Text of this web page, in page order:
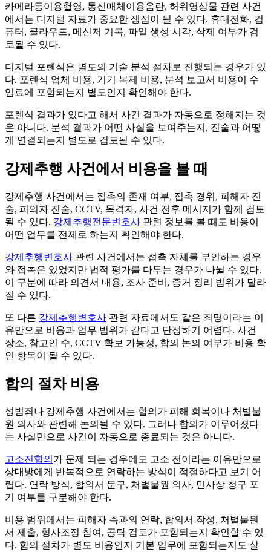
카메라등이용촬영, 통신매체이용음란, 허위영상물 관련 사건
에서는 디지털 자료가 중요한 쟁점이 될 수 있다. 휴대전화, 컴
퓨터, 클라우드, 메신저 기록, 파일 생성 시각, 삭제 여부가 검
토될 수 있다.
디지털 포렌식은 별도의 기술 분석 절차로 진행되는 경우가 있
다. 포렌식 업체 비용, 기기 복제 비용, 분석 보고서 비용이 수
임료에 포함되는지 별도인지 확인해야 한다.
포렌식 결과가 있다고 해서 사건 결과가 자동으로 정해지는 것
은 아니다. 분석 결과가 어떤 사실을 보여주는지, 진술과 어떻
게 연결되는지 별도로 검토될 수 있다.
강제추행 사건에서 비용을 볼 때
강제추행 사건에서는 접촉의 존재 여부, 접촉 경위, 피해자 진
술, 피의자 진술, CCTV, 목격자, 사건 전후 메시지가 함께 검토
될 수 있다. 강제추행전문변호사 관련 정보를 볼 때도 비용이
어떤 업무를 전제로 하는지 확인해야 한다.
강제추행변호사 관련 사건에서는 접촉 자체를 부인하는 경우
와 접촉은 있었지만 법적 평가를 다투는 경우가 나뉠 수 있다.
이 구분에 따라 의견서 내용, 조사 준비, 증거 정리 범위가 달라
질 수 있다.
또 다른 강제추행변호사 관련 자료에서도 같은 죄명이라는 이
유만으로 비용과 업무 범위가 같다고 단정하기 어렵다. 사건
장소, 참고인 수, CCTV 확보 가능성, 합의 논의 여부가 비용 확
인 항목이 될 수 있다.
합의 절차 비용
성범죄나 강제추행 사건에서는 합의가 피해 회복이나 처벌불
원 의사와 관련해 논의될 수 있다. 그러나 합의가 이루어졌다
는 사실만으로 사건이 자동으로 종료되는 것은 아니다.
고소전합의 가 문제 되는 경우에도 고소 전이라는 이유만으로
상대방에게 반복적으로 연락하는 방식이 적절하다고 보기 어
렵다. 연락 방식, 합의서 문구, 처벌불원 의사, 민사상 청구 포
기 여부를 구분해야 한다.
비용 범위에서는 피해자 측과의 연락, 합의서 작성, 처벌불원
서 제출, 형사조정 참여, 공탁 검토가 포함되는지 확인할 수 있
다. 합의 절차가 별도 비용인지 기본 업무에 포함되는지도 살